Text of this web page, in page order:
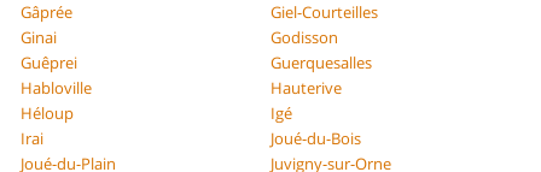
Gâprée
Giel-Courteilles
Ginai
Godisson
Guêprei
Guerquesalles
Habloville
Hauterive
Héloup
Igé
Irai
Joué-du-Bois
Joué-du-Plain
Juvigny-sur-Orne